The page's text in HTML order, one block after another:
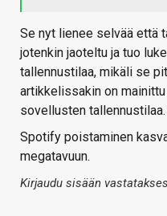
Se nyt lienee selvää että
jotenkin jaoteltu ja tuo
tallennustilaa, mikäli se
artikkelissakin on
sovellusten tallennustilaa.
Spotify poistaminen
megatavuun.
Kirjaudu sisään